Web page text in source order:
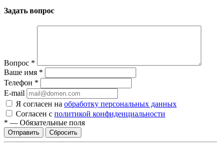
Задать вопрос
Вопрос *
Ваше имя *
Телефон *
E-mail
Я согласен на обработку персональных данных
Согласен с политикой конфиденциальности
* — Обязательные поля
Сбросить